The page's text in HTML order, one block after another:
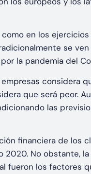
en los ejercicios
se ven
la pandemia del
considera
que será peor.
las
financiera de los
No obstante,
fueron los factores